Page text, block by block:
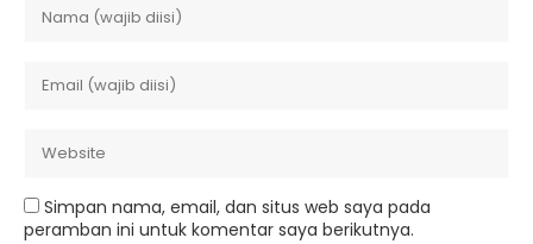
Simpan nama, email, dan situs web saya pada
peramban ini untuk komentar saya berikutnya.